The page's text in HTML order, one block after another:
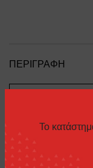
Το
ΠΕΡΙΓΡΑΦΉ
Brand